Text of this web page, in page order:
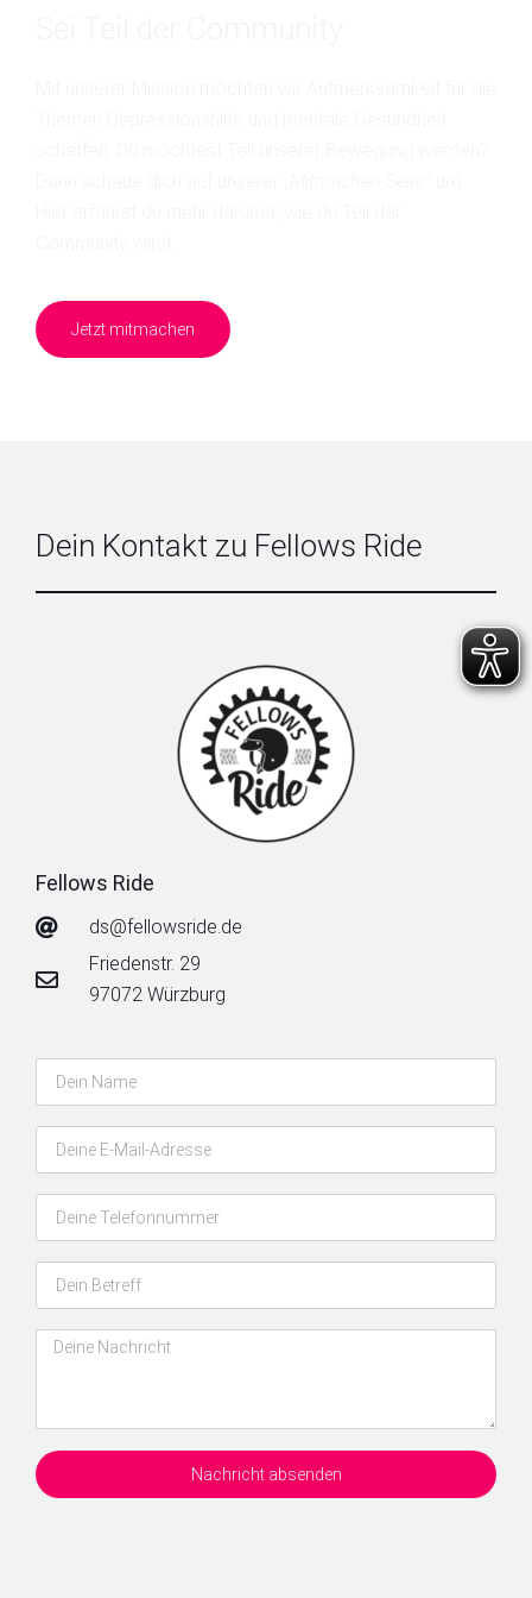
Jetzt mitmachen
Dein Kontakt zu Fellows Ride
Fellows Ride
ds@fellowsride.de
Friedenstr. 29
97072 Würzburg
Nachricht absenden